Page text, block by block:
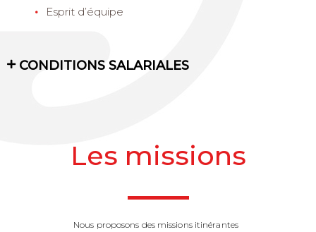
Esprit d’équipe
CONDITIONS SALARIALES
Les missions
Nous proposons des missions itinérantes